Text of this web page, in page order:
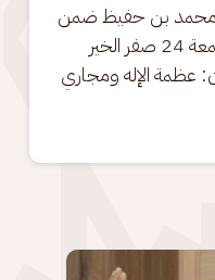
محمد بن حفيظ ضمن
سلسلة إرشادات السلوك ليلة الجمعة 24 صفر الخير
عظمة الإله ومجاري